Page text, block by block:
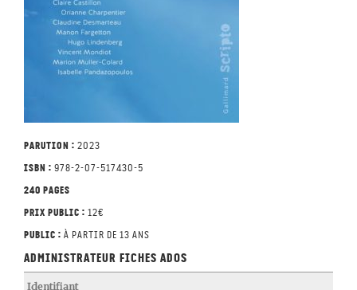
Parution : 2023
ISBN : 978-2-07-517430-5
240 pages
Prix public : 12€
Public : À partir de 13 ans
Administrateur Fiches Ados